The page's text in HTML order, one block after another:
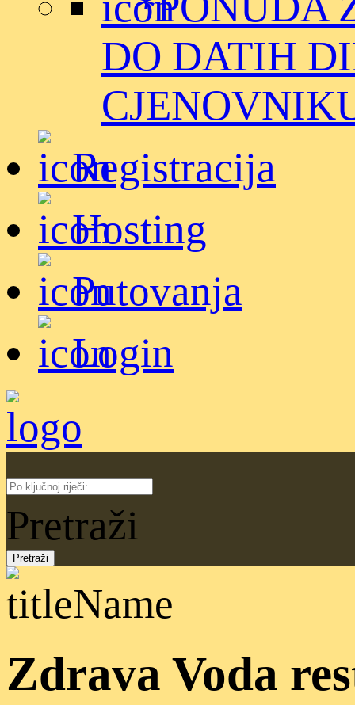
DO DATIH
Registracija
Hosting
Putovanja
Login
Pretraži
Zdrava Voda